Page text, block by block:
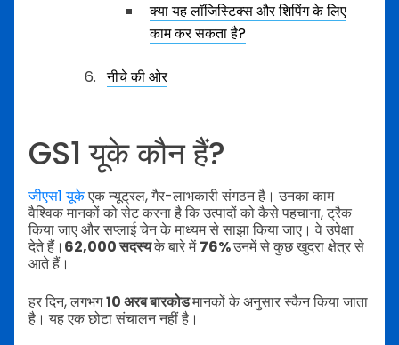
क्या यह लॉजिस्टिक्स और शिपिंग के लिए
काम कर सकता है?
नीचे की ओर
GS1 यूके कौन हैं?
जीएस1 यूकेएक न्यूट्रल, गैर-लाभकारी संगठन है। उनका काम
वैश्विक मानकों को सेट करना है कि उत्पादों को कैसे पहचाना, ट्रैक
किया जाए और सप्लाई चेन के माध्यम से साझा किया जाए। वे उपेक्षा
देते हैं। 62,000 सदस्यके बारे में76%उनमें से कुछ खुदरा क्षेत्र से
आते हैं।
हर दिन, लगभग10 अरब बारकोडमानकों के अनुसार स्कैन किया जाता
है। यह एक छोटा संचालन नहीं है।